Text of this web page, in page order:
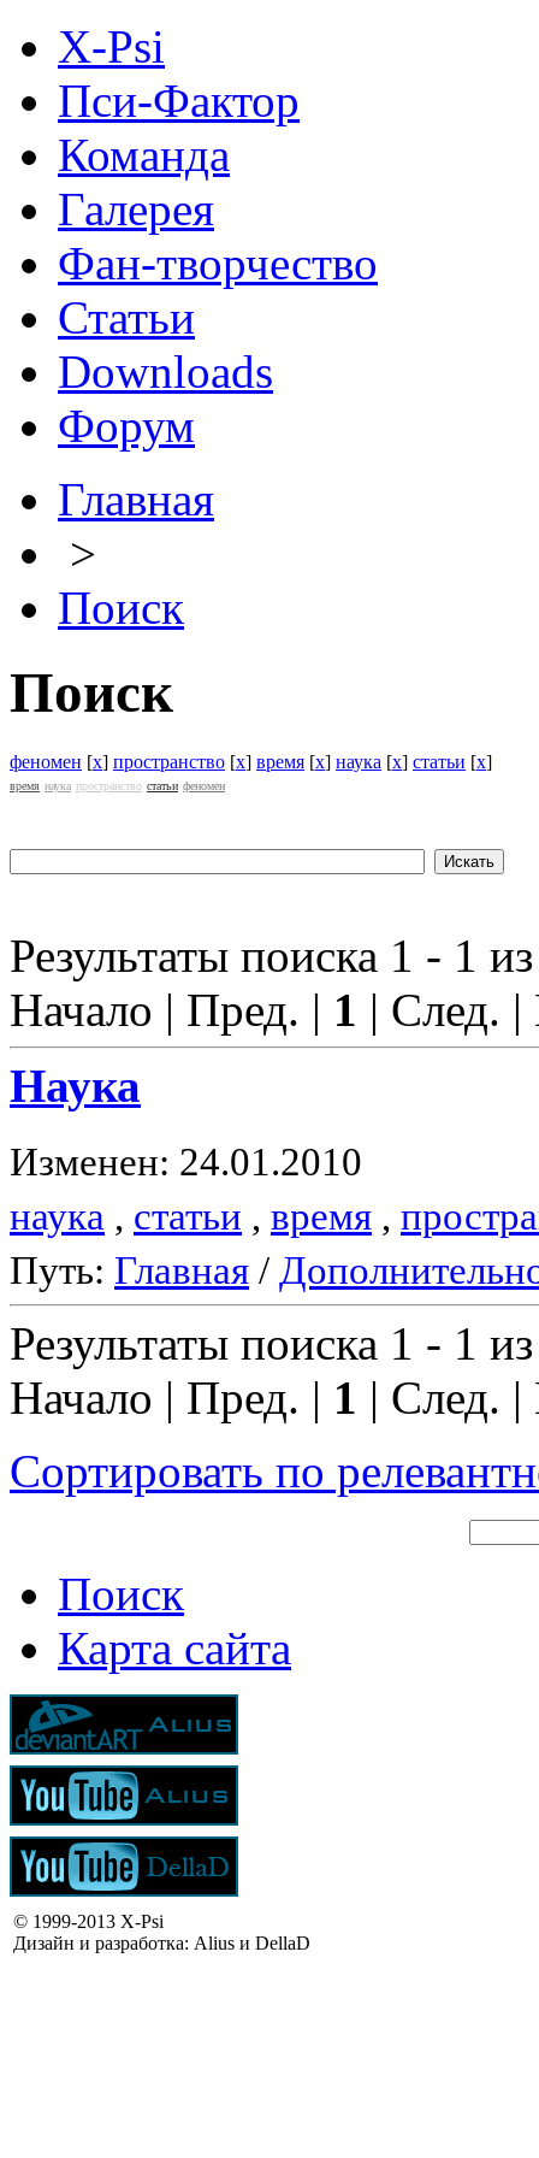
X-Psi
Пси-Фактор
Команда
Галерея
Фан-творчество
Статьи
Downloads
Форум
Главная
>
Поиск
Поиск
феномен [x] пространство [x] время [x] наука [x] статьи [x]
время наука пространство статьи феномен
Результаты поиска 1 - 1
Начало | Пред. | 1 | След.
Наука
Изменен: 24.01.2010
наука , статьи , время ,
Путь: Главная /
Результаты поиска 1 - 1
Начало | Пред. | 1 | След.
Сортировать по
Поиск
Карта сайта
© 1999-2013 X-Psi
Дизайн и разработка: Alius и DellaD